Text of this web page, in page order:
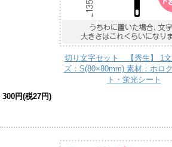
切り文字セット 【秀生】 1文
ズ：S(80×80mm) 素材：ホロ
ト・蛍光シート
300円(税27円)